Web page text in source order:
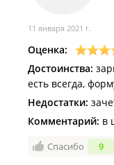
11 января 2021 г.
Оценка:
Достоинства:
есть всегда,
Недостатки:
Комментарий: в
Спасибо 9